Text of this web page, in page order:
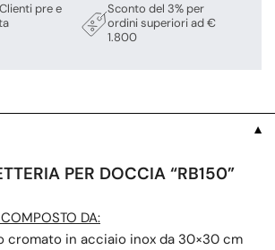
pre e
Sconto del 3% per
ordini superiori ad €
1.800
▼
PER DOCCIA “RB150”
DA:
cromato in acciaio inox da 30×30 cm